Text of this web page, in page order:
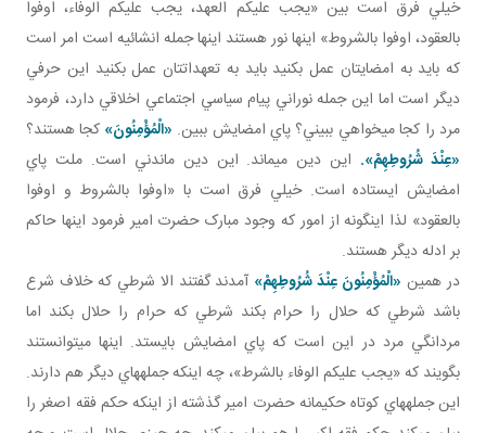
خيلي فرق است بين «يجب عليکم العهد، يجب عليکم الوفاء، اوفوا
بالعقود، اوفوا بالشروط» اينها نور هستند اينها جمله انشائيه است امر است
که بايد به امضايتان عمل بکنيد بايد به تعهداتتان عمل بکنيد اين حرفي
ديگر است اما اين جمله نوراني پيام سياسي اجتماعي اخلاقي دارد، فرمود
مرد را کجا مي خواهي ببيني؟ پاي امضايش ببين. «الْمُؤْمِنُونَ» کجا هستند؟
«عِنْدَ شُرُوطِهِمْ». اين دين مي ماند. اين دين ماندني است. ملت پاي
امضايش ايستاده است. خيلي فرق است با «اوفوا بالشروط و اوفوا
بالعقود» لذا اين گونه از امور که وجود مبارک حضرت امير فرمود اينها حاکم
بر ادله ديگر هستند.
در همين «الْمُؤْمِنُونَ عِنْدَ شُرُوطِهِمْ» آمدند گفتند الا شرطي که خلاف شرع
باشد شرطي که حلال را حرام بکند شرطي که حرام را حلال بکند اما
مردانگي مرد در اين است که پاي امضايش بايستد. اينها مي توانستند
بگويند که «يجب عليکم الوفاء بالشرط»، چه اينکه جمله هاي ديگر هم دارند.
اين جمله هاي کوتاه حکيمانه حضرت امير گذشته از اينکه حکم فقه اصغر را